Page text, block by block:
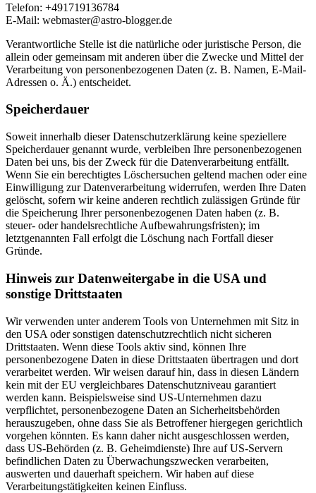
Telefon: +491719136784
E-Mail: webmaster@astro-blogger.de
Verantwortliche Stelle ist die natürliche oder juristische Person, die
allein oder gemeinsam mit anderen über die Zwecke und Mittel der
Verarbeitung von personenbezogenen Daten (z. B. Namen, E-Mail-
Adressen o. Ä.) entscheidet.
Speicherdauer
Soweit innerhalb dieser Datenschutzerklärung keine speziellere
Speicherdauer genannt wurde, verbleiben Ihre personenbezogenen
Daten bei uns, bis der Zweck für die Datenverarbeitung entfällt.
Wenn Sie ein berechtigtes Löschersuchen geltend machen oder eine
Einwilligung zur Datenverarbeitung widerrufen, werden Ihre Daten
gelöscht, sofern wir keine anderen rechtlich zulässigen Gründe für
die Speicherung Ihrer personenbezogenen Daten haben (z. B.
steuer- oder handelsrechtliche Aufbewahrungsfristen); im
letztgenannten Fall erfolgt die Löschung nach Fortfall dieser
Gründe.
Hinweis zur Datenweitergabe in die USA und
sonstige Drittstaaten
Wir verwenden unter anderem Tools von Unternehmen mit Sitz in
den USA oder sonstigen datenschutzrechtlich nicht sicheren
Drittstaaten. Wenn diese Tools aktiv sind, können Ihre
personenbezogene Daten in diese Drittstaaten übertragen und dort
verarbeitet werden. Wir weisen darauf hin, dass in diesen Ländern
kein mit der EU vergleichbares Datenschutzniveau garantiert
werden kann. Beispielsweise sind US-Unternehmen dazu
verpflichtet, personenbezogene Daten an Sicherheitsbehörden
herauszugeben, ohne dass Sie als Betroffener hiergegen gerichtlich
vorgehen könnten. Es kann daher nicht ausgeschlossen werden,
dass US-Behörden (z. B. Geheimdienste) Ihre auf US-Servern
befindlichen Daten zu Überwachungszwecken verarbeiten,
auswerten und dauerhaft speichern. Wir haben auf diese
Verarbeitungstätigkeiten keinen Einfluss.